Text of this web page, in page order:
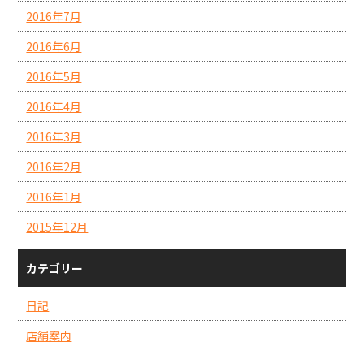
2016年7月
2016年6月
2016年5月
2016年4月
2016年3月
2016年2月
2016年1月
2015年12月
カテゴリー
日記
店舗案内